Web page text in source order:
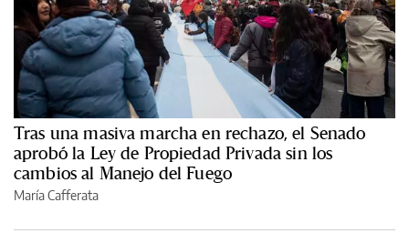
Tras una masiva marcha en rechazo, el Senado
aprobó la Ley de Propiedad Privada sin los
cambios al Manejo del Fuego
María Cafferata